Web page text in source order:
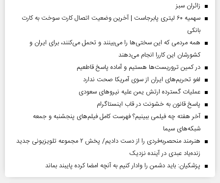
‌زائران سبز
سهمیه ۶۰ لیتری پابرجاست | آخرین وضعیت اتصال کارت سوخت به کارت
بانکی
همه مردمی که این سختی‌ها را می‌بینند و تحمل می‌کنند، برای ایران و
کشورشان این کاررا انجام می‌دهند
در کمین تروریست‌ها هستیم و آماده پاسخ قاطعیم
لغو تحریم‌های ایران از سوی آمریکا صحت ندارد
عملیات گسترده ارتش یمن علیه نیروهای سعودی
پاسخ قانون به خشونت در قاب اینستاگرام
آخر هفته چه فیلمی ببینیم؟ فهرست کامل فیلم‌های پنجشنبه و جمعه
شبکه‌های سیما
هنرمند منحصر‌به‌فردی را از دست دادیم/ پخش ۲ مجموعه تلویزیونی جدید
زنده‌یاد عبدی در آینده نزدیک
پزشکیان: باید دشمن را وادار کنیم به آنچه امضا کرده پایبند بماند